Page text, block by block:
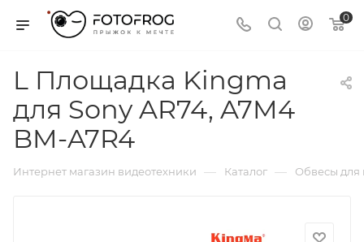
0
L Площадка Kingma
для Sony AR74, A7M4
BM-A7R4
Интернет магазин видеотехники — Каталог — Обвесы для